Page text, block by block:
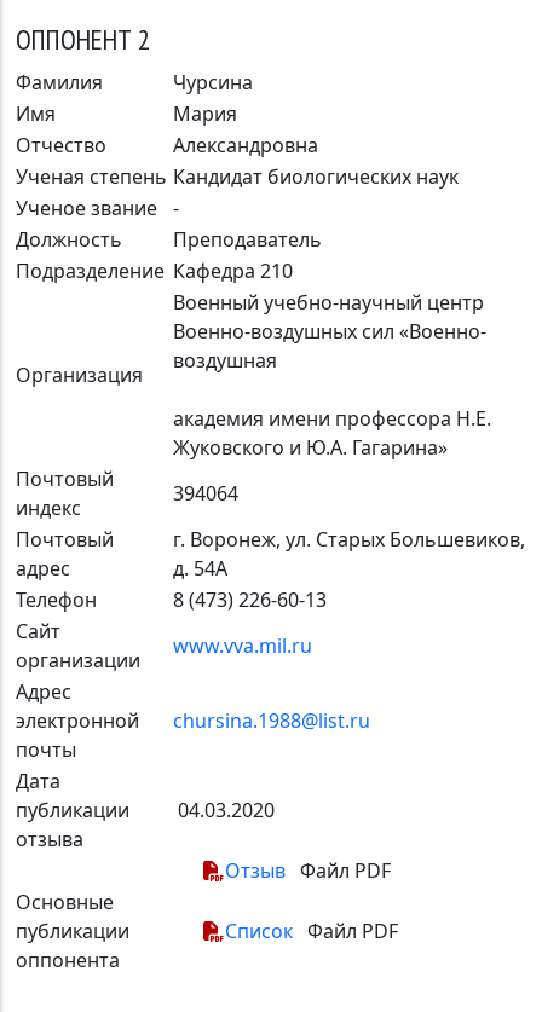
ОППОНЕНТ 2
Фамилия
Чурсина
Имя
Мария
Отчество
Александровна
Ученая степень Кандидат биологических наук
Ученое звание -
Должность
Преподаватель
Подразделение Кафедра 210
Организация
Военный учебно-научный центр
Военно-воздушных сил «Военно-
воздушная
академия имени профессора Н.Е.
Жуковского и Ю.А. Гагарина»
Почтовый
индекс
394064
Почтовый
адрес
г. Воронеж, ул. Старых Большевиков,
д. 54А
Телефон
8 (473) 226-60-13
Сайт
организации
www.vva.mil.ru
Адрес
электронной
почты
chursina.1988@list.ru
Дата
публикации
отзыва
04.03.2020
Отзыв Файл PDF
Основные
публикации
оппонента
Список Файл PDF